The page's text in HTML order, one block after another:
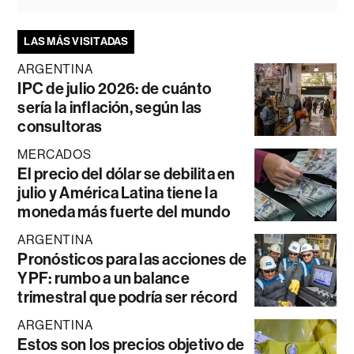
LAS MÁS VISITADAS
ARGENTINA
IPC de julio 2026: de cuánto
sería la inflación, según las
consultoras
MERCADOS
El precio del dólar se debilita en
julio y América Latina tiene la
moneda más fuerte del mundo
ARGENTINA
Pronósticos para las acciones de
YPF: rumbo a un balance
trimestral que podría ser récord
ARGENTINA
Estos son los precios objetivo de